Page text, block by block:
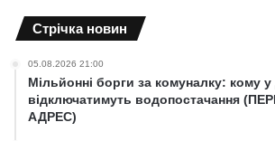
Cтрічка новин
05.08.2026 21:00
Мільйонні борги за комуналку: кому у
відключатимуть водопостачання
АДРЕС)